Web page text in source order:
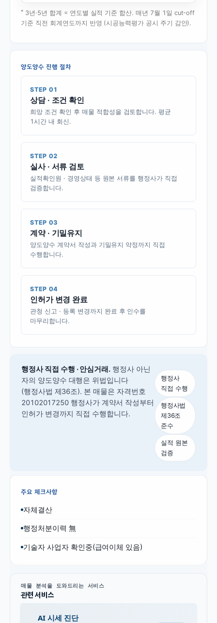
* 3년·5년 합계 = 연도별 실적 기준 합산. 매년 7월 1일 cut-off
기준 직전 회계연도까지 반영 (시공능력평가 공시 주기 감안).
양도양수 진행 절차
STEP 01
상담 · 조건 확인
희망 조건 확인 후 매물 적합성을 검토합니다. 평균
1시간 내 회신.
STEP 02
실사 · 서류 검토
실적확인원 · 경영상태 등 원본 서류를 행정사가 직접
검증합니다.
STEP 03
계약 · 기밀유지
양도양수 계약서 작성과 기밀유지 약정까지 직접
수행합니다.
STEP 04
인허가 변경 완료
관청 신고 · 등록 변경까지 완료 후 인수를
마무리합니다.
행정사 직접 수행 · 안심거래. 행정사 아닌
자의 양도양수 대행은 위법입니다
(행정사법 제36조). 본 매물은 자격번호
20102017250 행정사가 계약서 작성부터
인허가 변경까지 직접 수행합니다.
행정사
직접 수행
행정사법
제36조
준수
실적 원본
검증
주요 체크사항
자체결산
행정처분이력 無
기술자 사업자 확인중(급여이체 있음)
매물 분석을 도와드리는 서비스
관련 서비스
AI 시세 진단